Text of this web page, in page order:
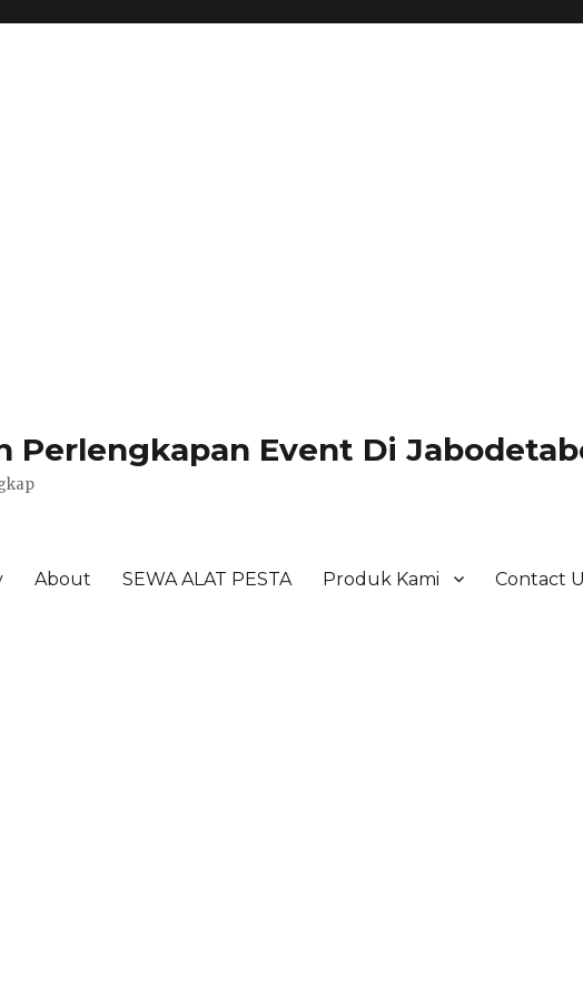
Perlengkapan Event Di
About SEWA ALAT PESTA Produk Kami Contact